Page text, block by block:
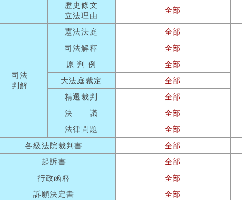
歷史條文
立法理由
全部
司法
判解
憲法法庭 全部
司法解釋
全部
原 判 例
全部
大法庭裁定
全部
精選裁判
全部
決 議
全部
法律問題
全部
各級法院裁判書
全部
起訴書
全部
行政函釋
全部
訴願決定書
全部